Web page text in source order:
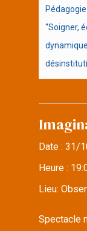
“Soigner,
Date :31/
Heure :
Lieu:
Spectacle